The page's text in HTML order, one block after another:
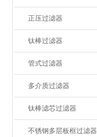
正压过滤器
钛棒过滤器
管式过滤器
多介质过滤器
钛棒滤芯过滤器
不锈钢多层板框过滤器